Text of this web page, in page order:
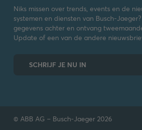
Niks missen over trends, events en de
systemen en diensten van Busch-
gegevens achter en ontvang
Update of een van de andere
SCHRIJF JE NU IN
© ABB AG – Busch-Jaeger 2026